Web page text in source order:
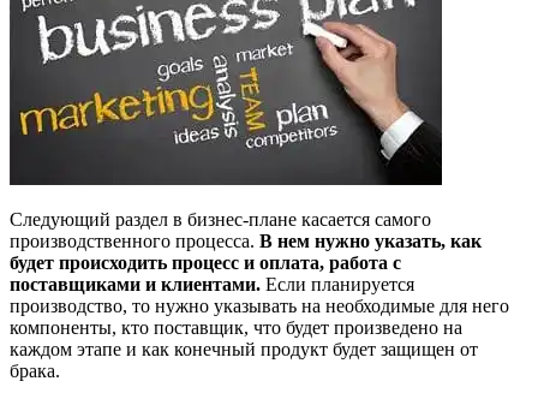
Следующий раздел в бизнес-плане касается самого
производственного процесса. В нем нужно указать, как
будет происходить процесс и оплата, работа с
поставщиками и клиентами. Если планируется
производство, то нужно указывать на необходимые для него
компоненты, кто поставщик, что будет произведено на
каждом этапе и как конечный продукт будет защищен от
брака.